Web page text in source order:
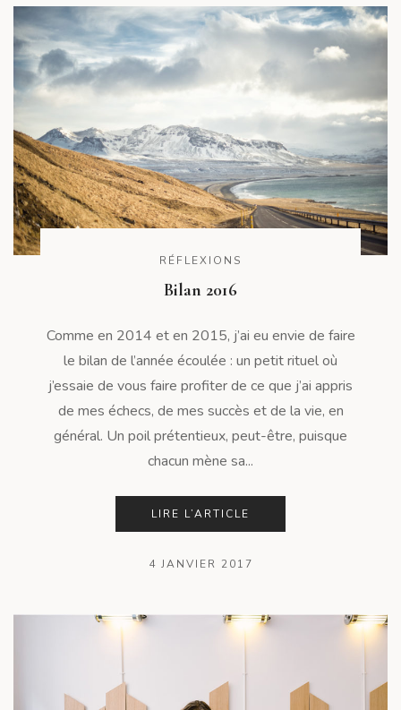
RÉFLEXIONS
Bilan 2016
Comme en 2014 et en 2015, j’ai eu envie de faire
le bilan de l’année écoulée : un petit rituel où
j’essaie de vous faire profiter de ce que j’ai appris
de mes échecs, de mes succès et de la vie, en
général. Un poil prétentieux, peut-être, puisque
chacun mène sa...
LIRE L’ARTICLE
4 JANVIER 2017